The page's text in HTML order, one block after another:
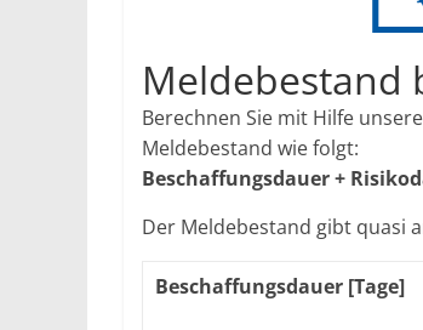
Meldebestand
Berechnen Sie mit Hilfe
Meldebestand wie folgt:
Beschaffungsdauer +
Der Meldebestand gibt quasi
Beschaffungsdauer [Tage]